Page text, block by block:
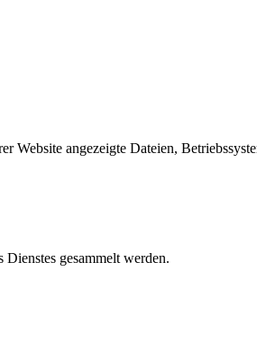
Website angezeigte Dateien,
gesammelt werden.